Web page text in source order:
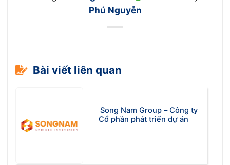
Phú Nguyễn
Bài viết liên quan
Song Nam Group – Công ty
Cổ phần phát triển dự án